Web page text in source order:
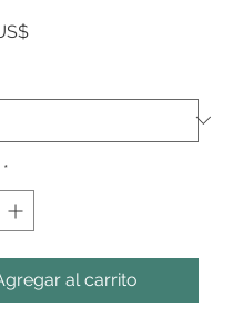
Precio
*
al carrito